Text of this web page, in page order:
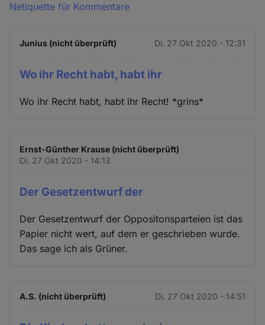
Netiquette für Kommentare
Junius (nicht überprüft) Di. 27 Okt 2020 - 12:31
Wo ihr Recht habt, habt ihr
Wo ihr Recht habt, habt ihr Recht! *grins*
Ernst-Günther Krause (nicht überprüft)
Di. 27 Okt 2020 - 14:13
Der Gesetzentwurf der
Der Gesetzentwurf der Oppositonsparteien ist das
Papier nicht wert, auf dem er geschrieben wurde.
Das sage ich als Grüner.
A.S. (nicht überprüft) Di. 27 Okt 2020 - 14:51